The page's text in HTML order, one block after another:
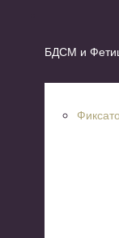
БДСМ и